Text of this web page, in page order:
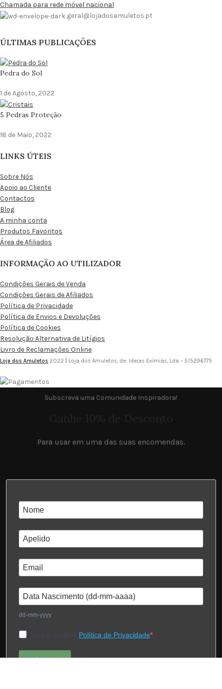
Chamada para rede móvel nacional
geral@lojadosamuletos.pt
ÚLTIMAS PUBLICAÇÕES
Pedra do Sol
1 de Agosto, 2022
5 Pedras Proteção
18 de Maio, 2022
LINKS ÚTEIS
Sobre Nós
Apoio ao Cliente
Contactos
Blog
A minha conta
Produtos Favoritos
Área de Afiliados
INFORMAÇÃO AO UTILIZADOR
Condições Gerais de Venda
Condições Gerais de Afiliados
Política de Privacidade
Política de Envios e Devoluções
Política de Cookies
Resolução Alternativa de Litígios
Livro de Reclamações Online
Loja dos Amuletos 2022 Loja dos Amuletos, de: Ideias Exímias, Lda – 515296775
Subscreva uma Comunidade Inspiradora!
Para usar em uma das suas encomendas.
dd-mm-yyyy
Eu li e aceito a Política de Privacidade
Subscrever